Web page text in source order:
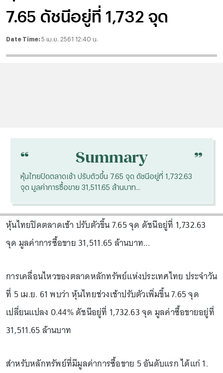
7.65 ดัชนีอยู่ที่ 1,732 จุด
Date Time: 5 เม.ย. 2561 12:40 น.
“ Summary “
หุ้นไทยปิดตลาดเช้า ปรับตัวขึ้น 7.65 จุด ดัชนีอยู่ที่ 1,732.63
จุด มูลค่าการซื้อขาย 31,511.65 ล้านบาท...
หุ้นไทยปิดตลาดเช้า ปรับตัวขึ้น 7.65 จุด ดัชนีอยู่ที่ 1,732.63
จุด มูลค่าการซื้อขาย 31,511.65 ล้านบาท...
การเคลื่อนไหวของตลาดหลักทรัพย์แห่งประเทศไทย ประจำวัน
ที่ 5 เม.ย. 61 พบว่า หุ้นไทยช่วงเช้าปรับตัวเพิ่มขึ้น 7.65 จุด
เปลี่ยนแปลง 0.44% ดัชนีอยู่ที่ 1,732.63 จุด มูลค่าซื้อขายอยู่ที่
31,511.65 ล้านบาท
สำหรับหลักทรัพย์ที่มีมูลค่าการซื้อขาย 5 อันดับแรก ได้แก่ 1.